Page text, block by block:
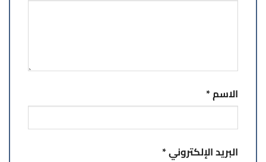
الاسم*
البريد الإلكتروني*